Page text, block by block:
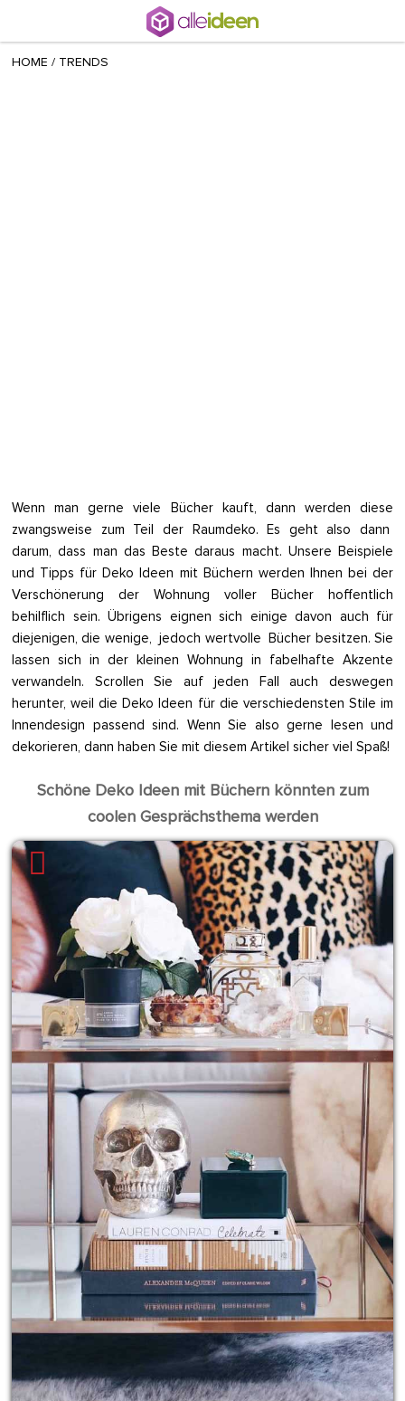
HOME / TRENDS
Wenn man gerne viele Bücher kauft, dann werden diese
zwangsweise zum Teil der Raumdeko. Es geht also dann
darum, dass man das Beste daraus macht. Unsere Beispiele
und Tipps für Deko Ideen mit Büchern werden Ihnen bei der
Verschönerung der Wohnung voller Bücher hoffentlich
behilflich sein. Übrigens eignen sich einige davon auch für
diejenigen, die wenige, jedoch wertvolle Bücher besitzen. Sie
lassen sich in der kleinen Wohnung in fabelhafte Akzente
verwandeln. Scrollen Sie auf jeden Fall auch deswegen
herunter, weil die Deko Ideen für die verschiedensten Stile im
Innendesign passend sind. Wenn Sie also gerne lesen und
dekorieren, dann haben Sie mit diesem Artikel sicher viel Spaß!
Schöne Deko Ideen mit Büchern könnten zum
coolen Gesprächsthema werden